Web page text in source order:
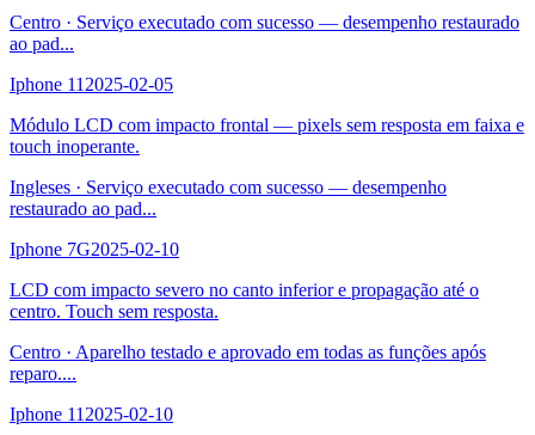
Centro · Serviço executado com sucesso — desempenho restaurado
ao pad...
Iphone 11 2025-02-05
Módulo LCD com impacto frontal — pixels sem resposta em faixa e
touch inoperante.
Ingleses · Serviço executado com sucesso — desempenho
restaurado ao pad...
Iphone 7G2025-02-10
LCD com impacto severo no canto inferior e propagação até o
centro. Touch sem resposta.
Centro · Aparelho testado e aprovado em todas as funções após
reparo....
Iphone 11 2025-02-10